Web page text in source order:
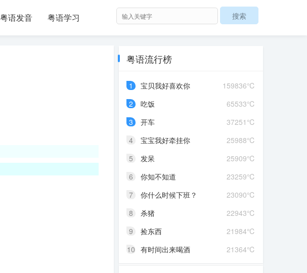
粤语发音 粤语学习
粤语流行榜
159836℃
1
宝贝我好喜欢你
65533℃
2
吃饭
37251℃
3
开车
25988℃
4
宝宝我好牵挂你
25909℃
5
发呆
23259℃
6
你知不知道
23090℃
7
你什么时候下班？
22943℃
8
杀猪
21984℃
9
捡东西
21364℃
10 有时间出来喝酒